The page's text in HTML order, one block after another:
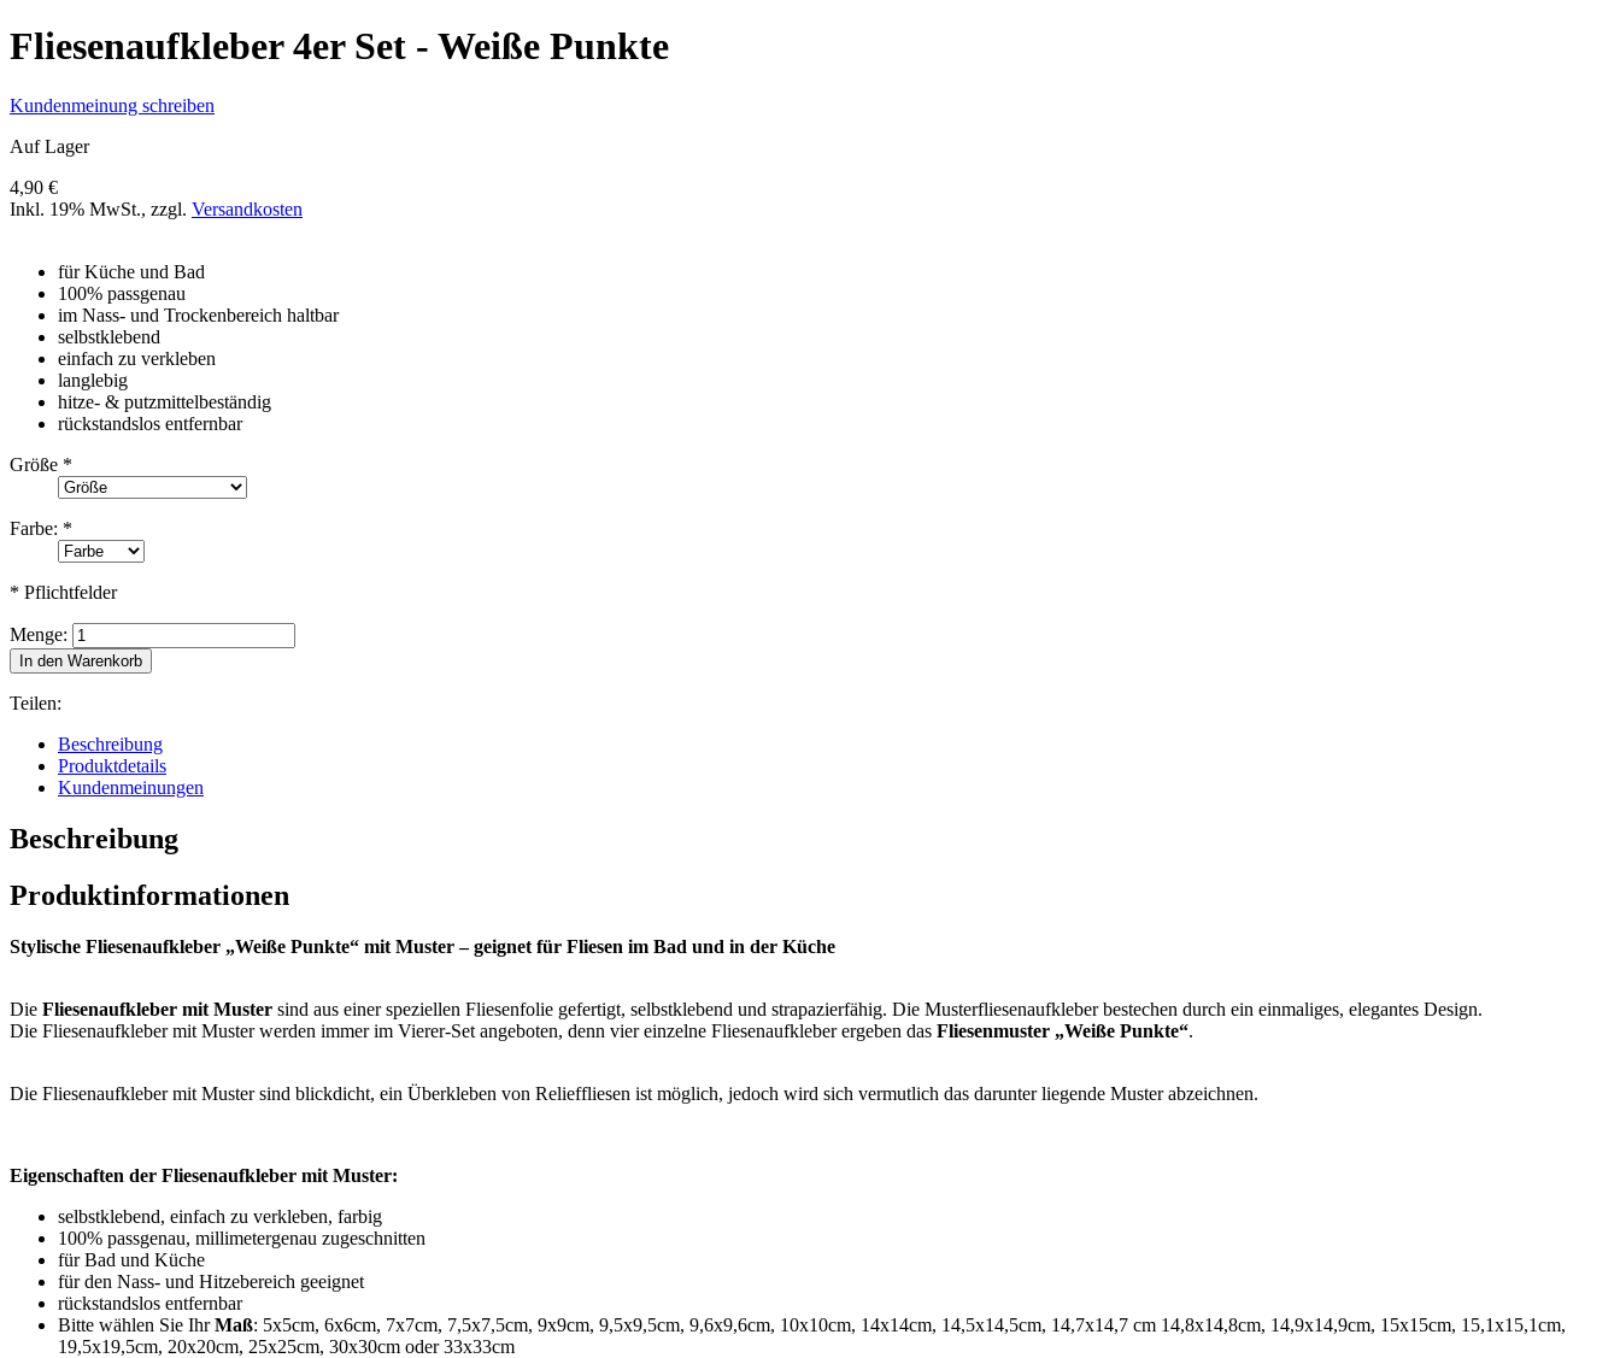
Fliesenaufkleber 4er Set - Weiße Punkte
Kundenmeinung schreiben
Auf Lager
4,90 €
Inkl. 19% MwSt., zzgl. Versandkosten
für Küche und Bad
100% passgenau
im Nass- und Trockenbereich haltbar
selbstklebend
einfach zu verkleben
langlebig
hitze- & putzmittelbeständig
rückstandslos entfernbar
Größe *
Farbe: *
* Pflichtfelder
Menge:
In den Warenkorb
Teilen:
Beschreibung
Produktdetails
Kundenmeinungen
Beschreibung
Produktinformationen
Stylische Fliesenaufkleber „Weiße Punkte“ mit Muster – geignet für Fliesen im Bad und in der Küche
Die Fliesenaufkleber mit Muster sind aus einer speziellen Fliesenfolie gefertigt, selbstklebend und strapazierfähig. Die Musterfliesenaufkleber bestechen durch ein einmaliges, elegantes Design.
Die Fliesenaufkleber mit Muster werden immer im Vierer-Set angeboten, denn vier einzelne Fliesenaufkleber ergeben das Fliesenmuster „Weiße Punkte“.
Die Fliesenaufkleber mit Muster sind blickdicht, ein Überkleben von Relieffliesen ist möglich, jedoch wird sich vermutlich das darunter liegende Muster abzeichnen.
Eigenschaften der Fliesenaufkleber mit Muster:
selbstklebend, einfach zu verkleben, farbig
100% passgenau, millimetergenau zugeschnitten
für Bad und Küche
für den Nass- und Hitzebereich geeignet
rückstandslos entfernbar
Bitte wählen Sie IhrMaß: 5x5cm, 6x6cm, 7x7cm, 7,5x7,5cm, 9x9cm, 9,5x9,5cm, 9,6x9,6cm, 10x10cm, 14x14cm, 14,5x14,5cm, 14,7x14,7 cm 14,8x14,8cm, 14,9x14,9cm, 15x15cm, 15,1x15,1cm,
19,5x19,5cm, 20x20cm, 25x25cm, 30x30cm oder 33x33cm